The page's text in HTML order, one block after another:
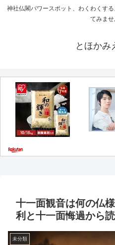
神社仏閣パワースポット、わくわくす
てみませ
とほかみ
十一面観音は何の仏
利と十一面悔過から
未分類